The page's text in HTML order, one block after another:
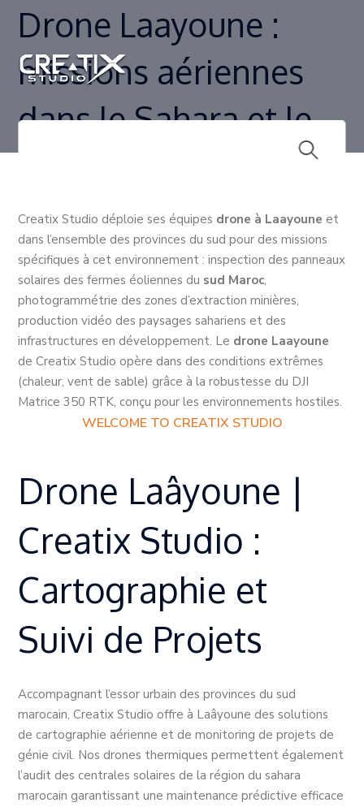
Drone Laayoune :
missions aériennes
dans le Sahara et le
sud marocain
Creatix Studio déploie ses équipes drone à Laayoune et
dans l’ensemble des provinces du sud pour des missions
spécifiques à cet environnement : inspection des panneaux
solaires des fermes éoliennes du sud Maroc,
photogrammétrie des zones d’extraction minières,
production vidéo des paysages sahariens et des
infrastructures en développement. Le drone Laayoune
de Creatix Studio opère dans des conditions extrêmes
(chaleur, vent de sable) grâce à la robustesse du DJI
Matrice 350 RTK, conçu pour les environnements hostiles.
WELCOME TO CREATIX STUDIO
Drone Laâyoune |
Creatix Studio :
Cartographie et
Suivi de Projets
Accompagnant l’essor urbain des provinces du sud
marocain, Creatix Studio offre à Laâyoune des solutions
de cartographie aérienne et de monitoring de projets de
génie civil. Nos drones thermiques permettent également
l’audit des centrales solaires de la région du sahara
marocain garantissant une maintenance prédictive efficace